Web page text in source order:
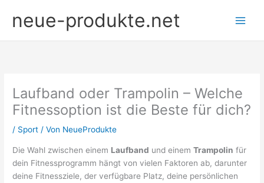
Inhaltneue-produkte.net
Laufband oder Trampolin – Welche
Fitnessoption ist die Beste für dich?
/ Sport / Von NeueProdukte
Die Wahl zwischen einem Laufband und einemTrampolin für
dein Fitnessprogramm hängt von vielen Faktoren ab, darunter
deine Fitnessziele, der verfügbare Platz, deine persönlichen